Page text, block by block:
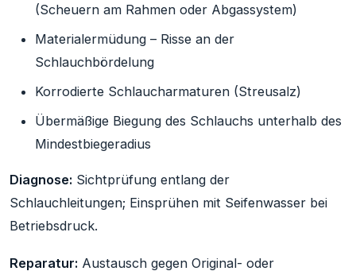
(Scheuern am Rahmen oder Abgassystem)
Materialermüdung – Risse an der
Schlauchbördelung
Korrodierte Schlaucharmaturen (Streusalz)
Übermäßige Biegung des Schlauchs unterhalb des
Mindestbiegeradius
Diagnose: Sichtprüfung entlang der
Schlauchleitungen; Einsprühen mit Seifenwasser bei
Betriebsdruck.
Reparatur: Austausch gegen Original- oder